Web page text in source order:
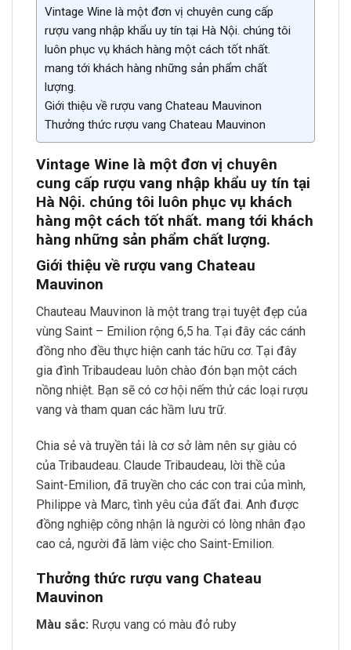
Vintage Wine là một đơn vị chuyên cung cấp
rượu vang nhập khẩu uy tín tại Hà Nội. chúng tôi
luôn phục vụ khách hàng một cách tốt nhất.
mang tới khách hàng những sản phẩm chất
lượng.
Giới thiệu về rượu vang Chateau Mauvinon
Thưởng thức rượu vang Chateau Mauvinon
Vintage Wine là một đơn vị chuyên
cung cấp rượu vang nhập khẩu uy tín tại
Hà Nội. chúng tôi luôn phục vụ khách
hàng một cách tốt nhất. mang tới khách
hàng những sản phẩm chất lượng.
Giới thiệu về rượu vang Chateau
Mauvinon
Chauteau Mauvinon là một trang trại tuyệt đẹp của
vùng Saint – Emilion rộng 6,5 ha. Tại đây các cánh
đồng nho đều thực hiện canh tác hữu cơ. Tại đây
gia đình Tribaudeau luôn chào đón bạn một cách
nồng nhiệt. Bạn sẽ có cơ hội nếm thử các loại rượu
vang và tham quan các hầm lưu trữ.
Chia sẻ và truyền tải là cơ sở làm nên sự giàu có
của Tribaudeau. Claude Tribaudeau, lời thề của
Saint-Emilion, đã truyền cho các con trai của mình,
Philippe và Marc, tình yêu của đất đai. Anh được
đồng nghiệp công nhận là người có lòng nhân đạo
cao cả, người đã làm việc cho Saint-Emilion.
Thưởng thức rượu vang Chateau
Mauvinon
Màu sắc: Rượu vang có màu đỏ ruby